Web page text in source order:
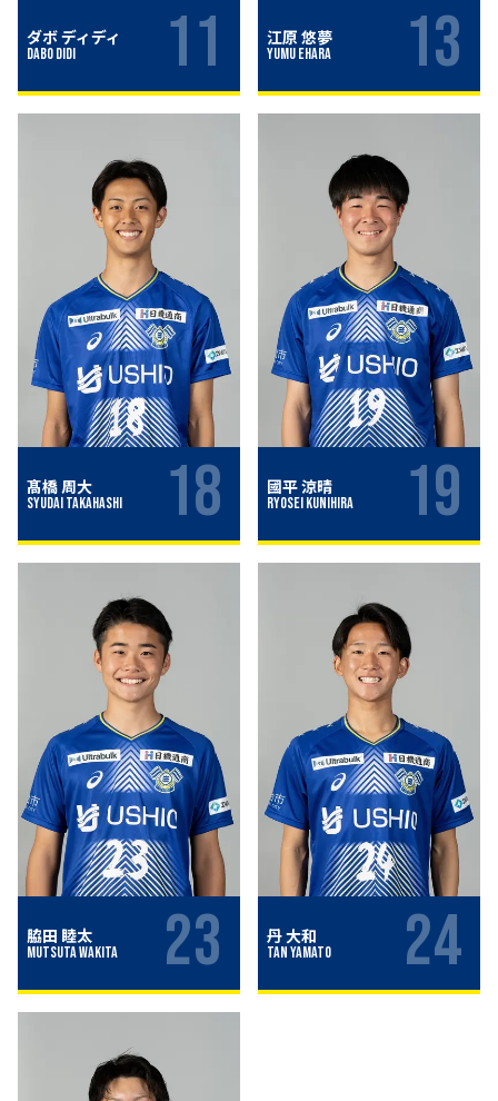
ダボ ディディ
Dabo didi 11 江原 悠夢
Yumu Ehara 13
髙橋 周大
Syudai Takahashi 18 國平 涼晴
Ryosei Kunihira 19
脇田 睦太
Mutsuta Wakita 23 丹 大和
Tan Yamato 24